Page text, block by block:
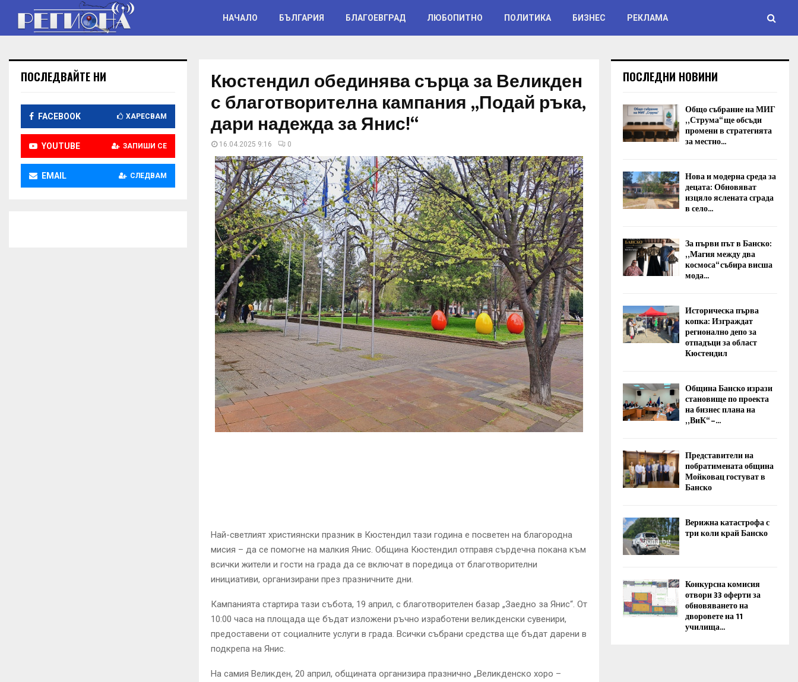
НАЧАЛО БЪЛГАРИЯ БЛАГОЕВГРАД ЛЮБОПИТНО ПОЛИТИКА БИЗНЕС РЕКЛАМА
Кюстендил обединява сърца за Великден
с благотворителна кампания „Подай ръка,
дари надежда за Янис!“
16.04.2025 9:16 0
Най-светлият християнски празник в Кюстендил тази година е посветен на благородна
мисия – да се помогне на малкия Янис. Община Кюстендил отправя сърдечна покана към
всички жители и гости на града да се включат в поредица от благотворителни
инициативи, организирани през празничните дни.
Кампанията стартира тази събота, 19 април, с благотворителен базар „Заедно за Янис“. От
10:00 часа на площада ще бъдат изложени ръчно изработени великденски сувенири,
предоставени от социалните услуги в града. Всички събрани средства ще бъдат дарени в
подкрепа на Янис.
На самия Великден, 20 април, общината организира празнично „Великденско хоро –
ПОСЛЕДВАЙТЕ НИ
FACEBOOK ХАРЕСВАМ
YOUTUBE ЗАПИШИ СЕ
EMAIL СЛЕДВАМ
ПОСЛЕДНИ НОВИНИ
Общо събрание на МИГ
„Струма“ ще обсъди
промени в стратегията
за местно...
Нова и модерна среда за
децата: Обновяват
изцяло яслената сграда
в село...
За първи път в Банско:
„Магия между два
космоса“ събира висша
мода...
Историческа първа
копка: Изграждат
регионално депо за
отпадъци за област
Кюстендил
Община Банско изрази
становище по проекта
на бизнес плана на
„ВиК“ –...
Представители на
побратимената община
Мойковац гостуват в
Банско
Верижна катастрофа с
три коли край Банско
Конкурсна комисия
отвори 33 оферти за
обновяването на
дворовете на 11
училища...